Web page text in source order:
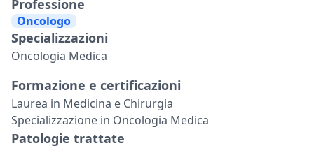
Professione
Oncologo
Specializzazioni
Oncologia Medica
Formazione e certificazioni
Laurea in Medicina e Chirurgia
Specializzazione in Oncologia Medica
Patologie trattate